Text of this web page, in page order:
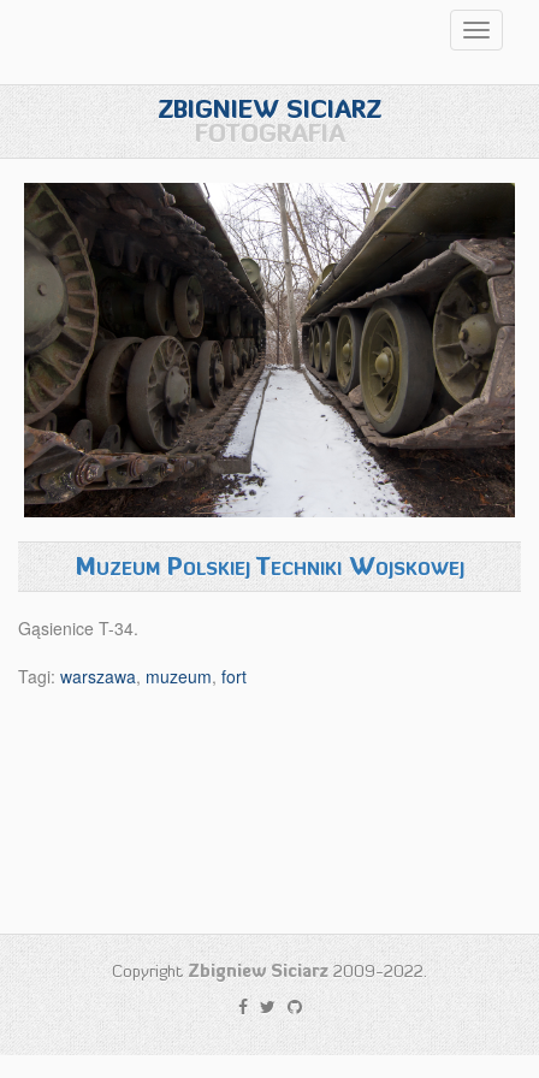
ZBIGNIEW SICIARZ
FOTOGRAFIA
Muzeum Polskiej Techniki Wojskowej
Gąsienice T-34.
Tagi: warszawa, muzeum, fort
Copyright Zbigniew Siciarz 2009-2022.